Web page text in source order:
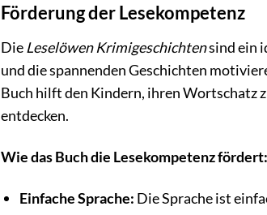
Förderung der Lesekompetenz
Die Leselöwen Krimigeschichtensind ein
und die spannenden Geschichten
Buch hilft den Kindern, ihren Wortschatz
entdecken.
Wie das Buch die Lesekompetenz fördert:
Einfache Sprache: Die Sprache ist